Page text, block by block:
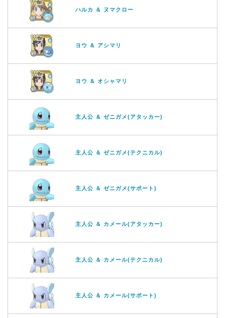
ハルカ ＆ ヌマクロー
ヨウ ＆ アシマリ
ヨウ ＆ オシャマリ
主人公 ＆ ゼニガメ(アタッカー)
主人公 ＆ ゼニガメ(テクニカル)
主人公 ＆ ゼニガメ(サポート)
主人公 ＆ カメール(アタッカー)
主人公 ＆ カメール(テクニカル)
主人公 ＆ カメール(サポート)